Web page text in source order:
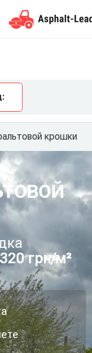
крошки
грн/м²